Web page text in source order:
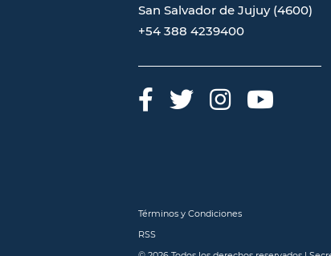
San Salvador de Jujuy (4600)
+54 388 4239400
Términos y Condiciones
RSS